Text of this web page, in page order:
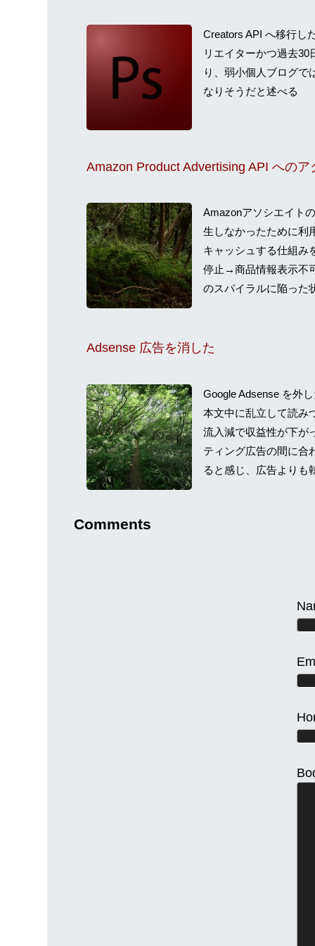
Creators API へ移行し
リエイターかつ過去
り、弱小個人ブログで
なりそうだと述べる
Amazonアソシエイト
生しなかったために利
キャッシュする仕組
停止→商品情報表示不
のスパイラルに陥った
Adsense 広告を消した
Google Adsense を外
本文中に乱立して読み
流入減で収益性が下が
ティング広告の間に合
ると感じ、広告よりも
Comments